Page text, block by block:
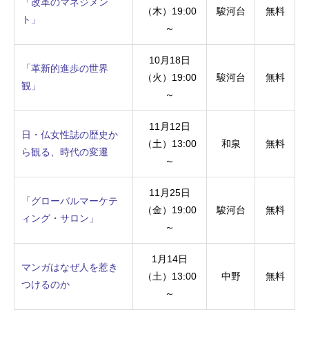
ト」
（木）19:00
～
駿河台 無料
「革新的進歩の世界
観」
10月18日
（火）19:00
～
駿河台 無料
日・仏女性誌の歴史か
ら観る、時代の変遷
11月12日
（土）13:00
～
和泉 無料
「グローバルマーケテ
ィング・サロン」
11月25日
（金）19:00
～
駿河台 無料
マンガはなぜ人を惹き
つけるのか
1月14日
（土）13:00
～
中野 無料